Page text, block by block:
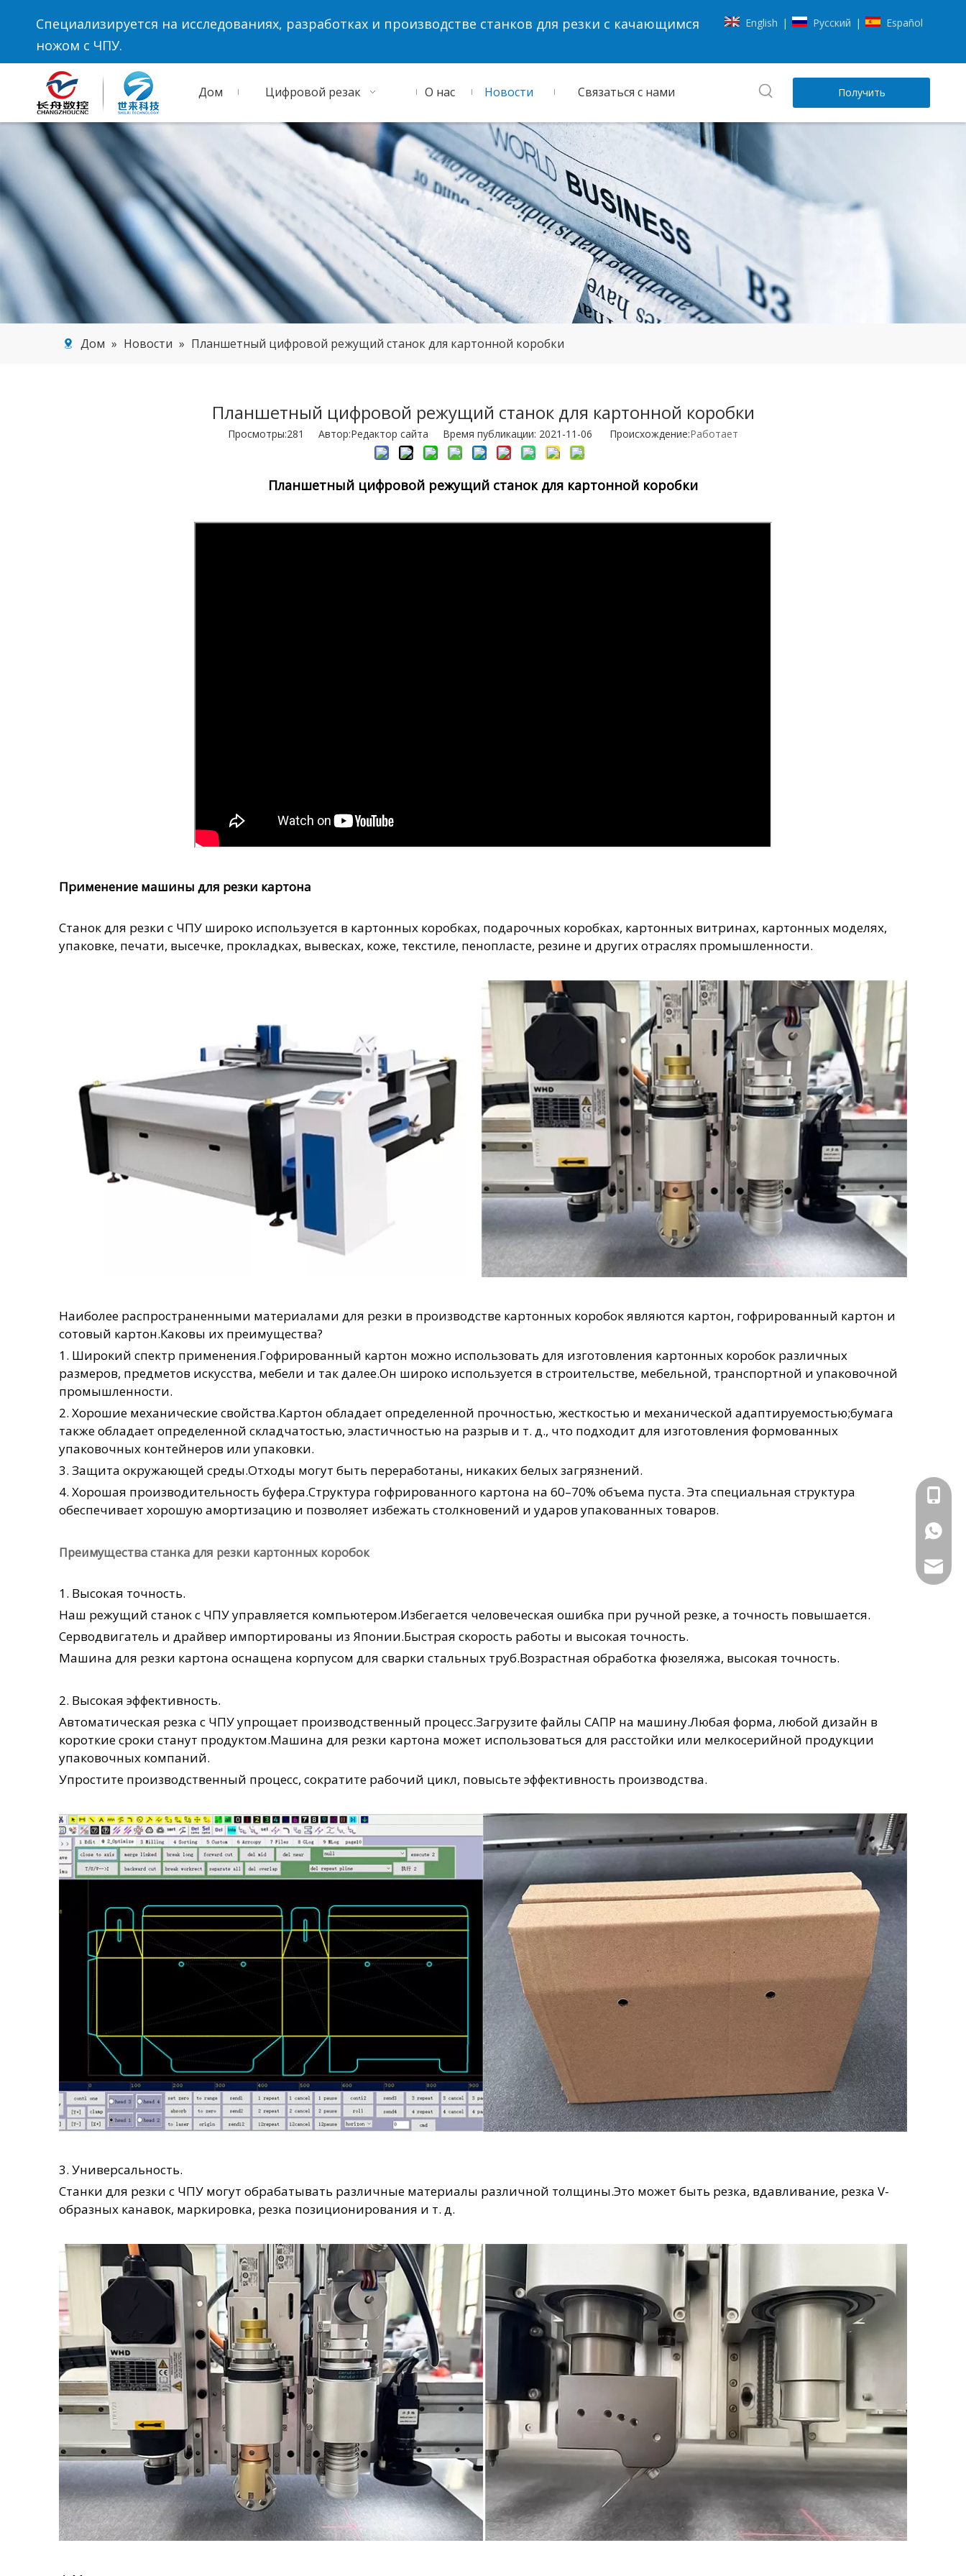
Специализируется на исследованиях, разработках и производстве станков для резки с качающимся
ножом с ЧПУ.
English | Pусский | Español
Дом Цифровой резак О нас Новости Связаться с нами Получить
цену
Дом » Новости » Планшетный цифровой режущий станок для картонной коробки
Планшетный цифровой режущий станок для картонной коробки
Просмотры:281 Автор:Pедактор сайта Время публикации: 2021-11-06 Происхождение:Работает
Планшетный цифровой режущий станок для картонной коробки
Применение машины для резки картона
Станок для резки с ЧПУ широко используется в картонных коробках, подарочных коробках, картонных витринах, картонных моделях,
упаковке, печати, высечке, прокладках, вывесках, коже, текстиле, пенопласте, резине и других отраслях промышленности.
Наиболее распространенными материалами для резки в производстве картонных коробок являются картон, гофрированный картон и
сотовый картон.Каковы их преимущества?
1. Широкий спектр применения.Гофрированный картон можно использовать для изготовления картонных коробок различных
размеров, предметов искусства, мебели и так далее.Он широко используется в строительстве, мебельной, транспортной и упаковочной
промышленности.
2. Хорошие механические свойства.Картон обладает определенной прочностью, жесткостью и механической адаптируемостью;бумага
также обладает определенной складчатостью, эластичностью на разрыв и т. д., что подходит для изготовления формованных
упаковочных контейнеров или упаковки.
3. Защита окружающей среды.Отходы могут быть переработаны, никаких белых загрязнений.
4. Хорошая производительность буфера.Структура гофрированного картона на 60–70% объема пуста. Эта специальная структура
обеспечивает хорошую амортизацию и позволяет избежать столкновений и ударов упакованных товаров.
Преимущества станка для резки картонных коробок
1. Высокая точность.
Наш режущий станок с ЧПУ управляется компьютером.Избегается человеческая ошибка при ручной резке, а точность повышается.
Серводвигатель и драйвер импортированы из Японии.Быстрая скорость работы и высокая точность.
Машина для резки картона оснащена корпусом для сварки стальных труб.Возрастная обработка фюзеляжа, высокая точность.
2. Высокая эффективность.
Автоматическая резка с ЧПУ упрощает производственный процесс.Загрузите файлы САПР на машину.Любая форма, любой дизайн в
короткие сроки станут продуктом.Машина для резки картона может использоваться для расстойки или мелкосерийной продукции
упаковочных компаний.
Упростите производственный процесс, сократите рабочий цикл, повысьте эффективность производства.
3. Универсальность.
Станки для резки с ЧПУ могут обрабатывать различные материалы различной толщины.Это может быть резка, вдавливание, резка V-
образных канавок, маркировка, резка позиционирования и т. д.
+86-